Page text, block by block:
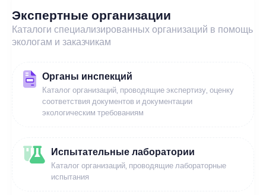
Экспертные организации
Каталоги специализированных организаций в помощь
экологам и заказчикам
Органы инспекций
Каталог организаций, проводящие экспертизу, оценку
соответствия документов и документации
экологическим требованиям
Испытательные лаборатории
Каталог организаций, проводящие лабораторные
испытания